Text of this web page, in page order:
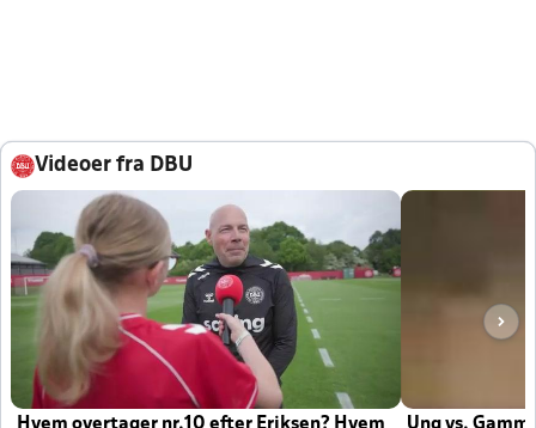
Videoer fra DBU